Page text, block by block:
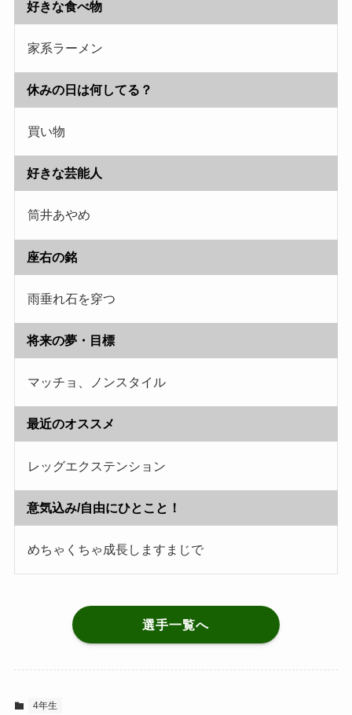
好きな食べ物
家系ラーメン
休みの日は何してる？
買い物
好きな芸能人
筒井あやめ
座右の銘
雨垂れ石を穿つ
将来の夢・目標
マッチョ、ノンスタイル
最近のオススメ
レッグエクステンション
意気込み/自由にひとこと！
めちゃくちゃ成長しますまじで
選手一覧へ
4年生